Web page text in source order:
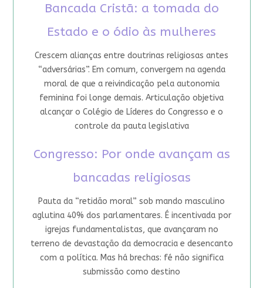
Bancada Cristã: a tomada do
Estado e o ódio às mulheres
Crescem alianças entre doutrinas religiosas antes
“adversárias”. Em comum, convergem na agenda
moral de que a reivindicação pela autonomia
feminina foi longe demais. Articulação objetiva
alcançar o Colégio de Líderes do Congresso e o
controle da pauta legislativa
Congresso: Por onde avançam as
bancadas religiosas
Pauta da “retidão moral” sob mando masculino
aglutina 40% dos parlamentares. É incentivada por
igrejas fundamentalistas, que avançaram no
terreno de devastação da democracia e desencanto
com a política. Mas há brechas: fé não significa
submissão como destino